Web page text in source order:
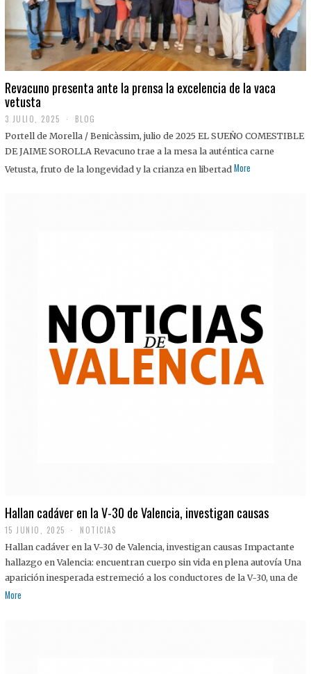
Revacuno presenta ante la prensa la excelencia de la vaca
vetusta
3 JULIO, 2025
J
U
I
BLOG
Portell de Morella / Benicàssim, julio de 2025 EL SUEÑO COMESTIBLE
DE JAIME SOROLLA Revacuno trae a la mesa la auténtica carne
Vetusta, fruto de la longevidad y la crianza en libertad More
Hallan cadáver en la V-30 de Valencia, investigan causas
15 JUNIO, 2025 NOTICIAS
Hallan cadáver en la V-30 de Valencia, investigan causas Impactante
hallazgo en Valencia: encuentran cuerpo sin vida en plena autovía Una
aparición inesperada estremeció a los conductores de la V-30, una de
More